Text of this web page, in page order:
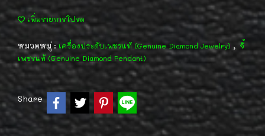
เพิ่มรายการโปรด
หมวดหมู่ : เครื่องประดับเพชรแท้ (Genuine Diamond Jewelry) , จี้
เพชรแท้ (Genuine Diamond Pendant)
Share